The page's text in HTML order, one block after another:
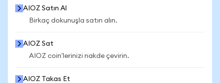
AIOZ Satın Al
Birkaç dokunuşla satın alın.
AIOZ Sat
AIOZ coin'lerinizi nakde çevirin.
AIOZ Takas Et